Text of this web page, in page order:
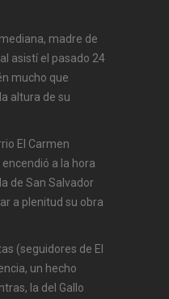
madre de
asistí el pasado 24
mucho que
altura de su
El Carmen
a la hora
de San Salvador
a plenitud su obra
(seguidores de El
un hecho
la del Gallo